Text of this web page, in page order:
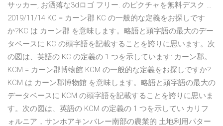
サッカー, お洒落な3dロゴ フリー. のピクチャを無料デスク …
2019/11/14 KC = カーン郡 KC の一般的な定義をお探しです
か?KC は カーン郡 を意味します。略語と頭字語の最大のデー
タベースに KC の頭字語を記載することを誇りに思います。次
の図は、英語の KC の定義の 1 つを示しています: カーン郡。
KCM = カーン郡博物館 KCM の一般的な定義をお探しですか?
KCM は カーン郡博物館 を意味します。略語と頭字語の最大の
データベースに KCM の頭字語を記載することを誇りに思いま
す。次の図は、英語の KCM の定義の 1 つを示してい カリフ
ォルニア，サンホアキンバレー南部の農業的 土地利用パター